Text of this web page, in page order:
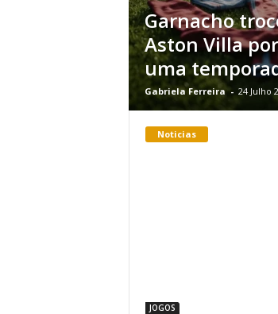
Garnacho
Aston Villa
uma
Gabriela Ferreira - 24 Julho
Noticias
JOGOS